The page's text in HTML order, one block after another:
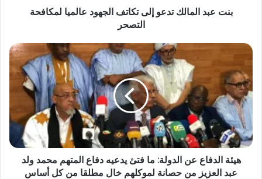
بنت عبد المالك تدعو إلى تكاتف الجهود عالميا لمكافحة
التصحر
هيئة الدفاع عن الدولة: ما فتئ يدعيه دفاع المتهم محمد ولد
عبد العزيز من حصانة لموكلهم خال مطلقا من كل أساس